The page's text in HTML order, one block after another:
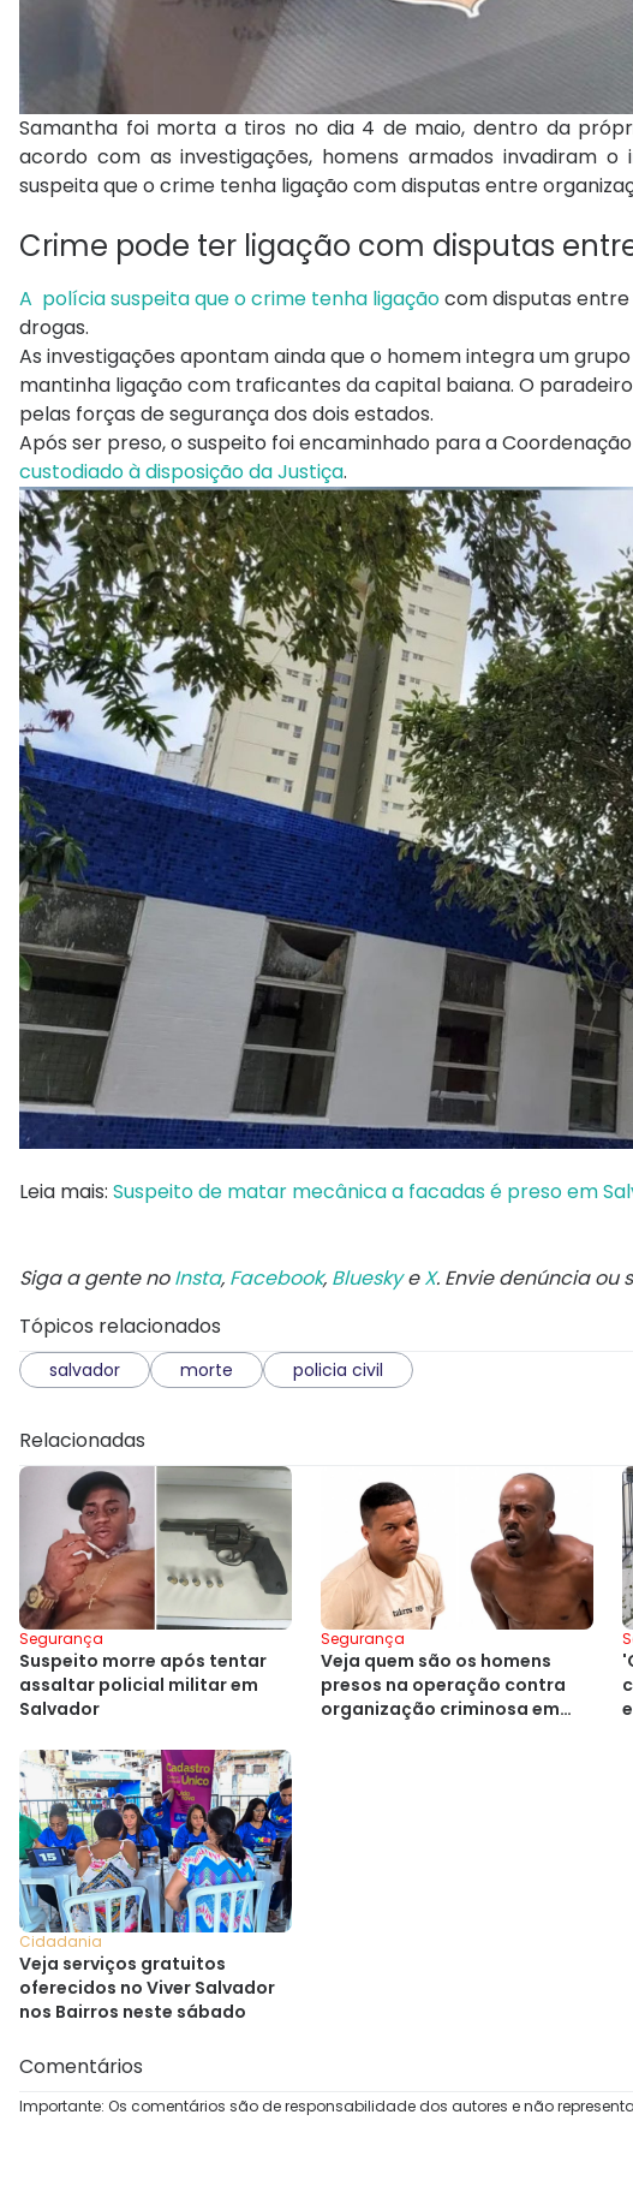
Samantha foi morta a tiros no dia 4 de maio, dentro da
acordo com as investigações, homens armados invadiram
suspeita que o crime tenha ligação com disputas entre
Crime pode ter ligação com disputas
A polícia suspeita que o crime tenha ligaçãocom disputas
drogas.
As investigações apontam ainda que o homem integra um
mantinha ligação com traficantes da capital baiana. O
pelas forças de segurança dos dois estados.
Após ser preso, o suspeito foi encaminhado para a
custodiado à disposição da Justiça.
Leia mais: Suspeito de matar mecânica a facadas é preso em
Siga a gente noInsta, Facebook, BlueskyeX. Envie denúncia ou
Tópicos relacionados
salvador morte policia civil
Relacionadas
Segurança
Suspeito morre após tentar
assaltar policial militar em
Salvador
Segurança
Veja quem são os homens
presos na operação contra
organização criminosa em
Cidadania
Veja serviços gratuitos
oferecidos no Viver Salvador
nos Bairros neste sábado
Comentários
Importante: Os comentários são de responsabilidade dos autores e não